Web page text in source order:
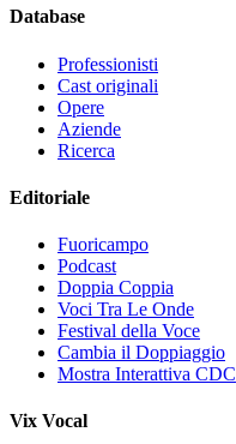
Database
Professionisti
Cast originali
Opere
Aziende
Ricerca
Editoriale
Fuoricampo
Podcast
Doppia Coppia
Voci Tra Le Onde
Festival della Voce
Cambia il Doppiaggio
Mostra Interattiva CDC
Vix Vocal